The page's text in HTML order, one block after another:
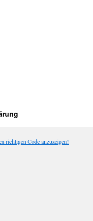
richtigen Code anzuzeigen!